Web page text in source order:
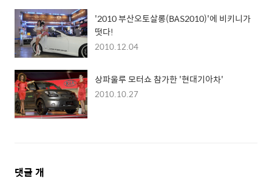
'2010 부산오토살롱(BAS2010)'에 비키니가
떳다!
2010.12.04
상파울루 모터쇼 참가한 '현대기아차'
2010.10.27
댓
댓글 개